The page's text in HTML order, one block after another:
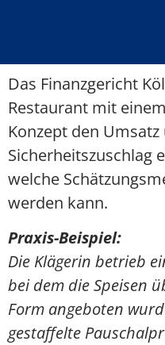
Das Finanzgericht
Restaurant mit
Konzept den
Sicherheitszuschlag
welche
werden kann.
Praxis-Beispiel:
Die Klägerin betrieb
bei dem die Speisen
Form angeboten
gestaffelte